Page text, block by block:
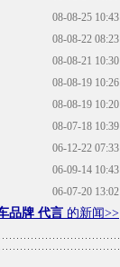
08-08-25 10:43
08-08-22 08:23
08-08-21 10:30
08-08-19 10:26
08-08-19 10:20
08-07-18 10:39
06-12-22 07:33
06-09-14 10:43
06-07-20 13:02
品牌 代言 的新闻>>